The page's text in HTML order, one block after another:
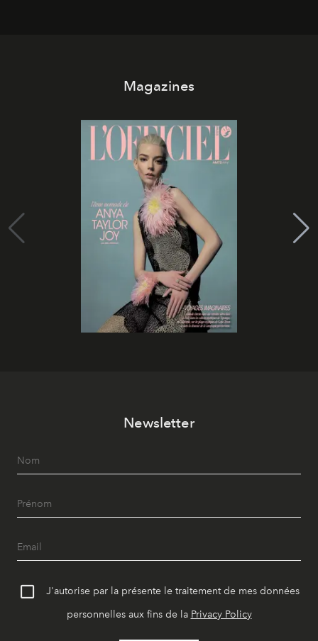
Magazines
Newsletter
J'autorise par la présente le traitement de mes données
personnelles aux fins de la Privacy Policy